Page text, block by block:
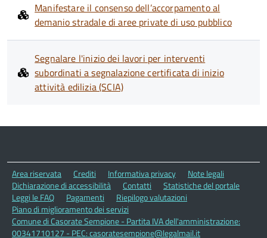
Manifestare il consenso dell’accorpamento al
demanio stradale di aree private di uso pubblico
Segnalare l'inizio dei lavori per interventi
subordinati a segnalazione certificata di inizio
attività edilizia (SCIA)
Area riservata Crediti Informativa privacy
Note legali
Dichiarazione di accessibilità
Contatti
Statistiche del portale
Leggi le FAQ
Pagamenti
Riepilogo valutazioni
Piano di miglioramento dei servizi
Comune di Casorate Sempione - Partita IVA dell'amministrazione:
00341710127 - PEC: casoratesempione@legalmail.it